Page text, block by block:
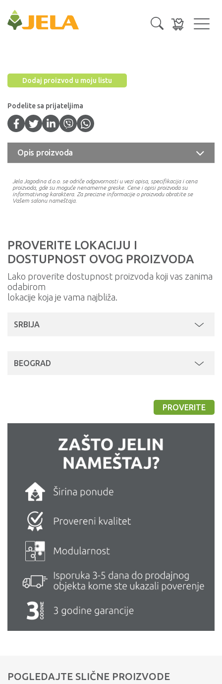
Dodaj proizvod u moju listu
Podelite sa prijateljima
Opis proizvoda
Jela Jagodina d.o.o. se odriče odgovornosti u vezi opisa, specifikacija i cena
proizvoda, gde su moguće nenamerne greske. Cene i opisi proizvoda su
informativnog karaktera. Za precizne informacije o proizvodu obratite se
Vašem salonu nameštaja.
PROVERITE LOKACIJU I
DOSTUPNOST OVOG PROIZVODA
Lako proverite dostupnost proizvoda koji vas zanima
odabirom
lokacije koja je vama najbliža.
SRBIJA
BEOGRAD
PROVERITE
POGLEDAJTE SLIČNE PROIZVODE